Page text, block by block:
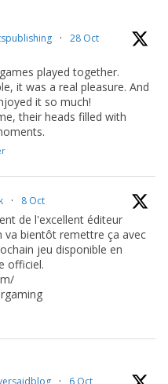
· 28 Oct
played together.
it was a real pleasure. And
it so much!
their heads filled with
· 8 Oct
de l'excellent éditeur
va bientôt remettre ça avec
jeu disponible en
officiel.
· 6 Oct